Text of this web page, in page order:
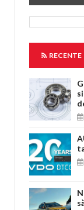
RECENTE